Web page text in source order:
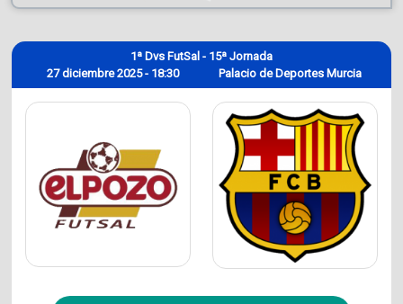
27 diciembre 2025 - 18:30
1ª Dvs FutSal - 15ª Jornada
Palacio de Deportes Murcia